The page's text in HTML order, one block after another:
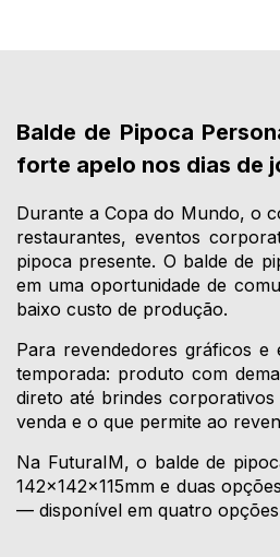
Balde de Pipoca
forte apelo nos dias de
Durante a Copa do Mundo, o
restaurantes, eventos
pipoca presente. O balde de
em uma oportunidade de
baixo custo de produção.
Para revendedores gráficos
temporada: produto com
direto até brindes
venda e o que permite ao
Na FuturaIM, o balde de
142x142x115mm e duas
— disponível em quatro opções